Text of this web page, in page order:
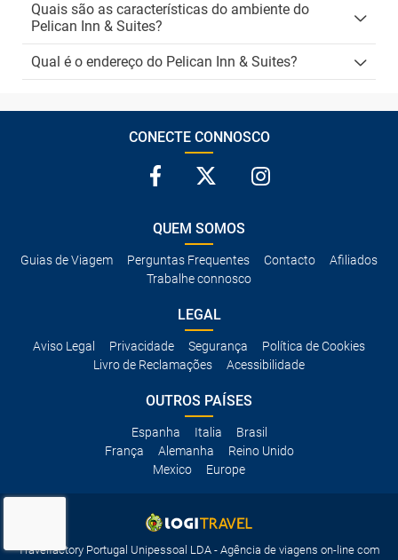
Quais são as características do ambiente do
Pelican Inn & Suites?
Qual é o endereço do Pelican Inn & Suites?
CONECTE CONNOSCO
QUEM SOMOS
Guias de Viagem Perguntas Frequentes Contacto
Afiliados
Trabalhe connosco
LEGAL
Aviso Legal Privacidade Segurança
Política de Cookies
Livro de Reclamações
Acessibilidade
OUTROS PAÍSES
Espanha Italia
Brasil
França
Alemanha
Reino Unido
Mexico
Europe
Travelfactory Portugal Unipessoal LDA - Agência de viagens on-line com